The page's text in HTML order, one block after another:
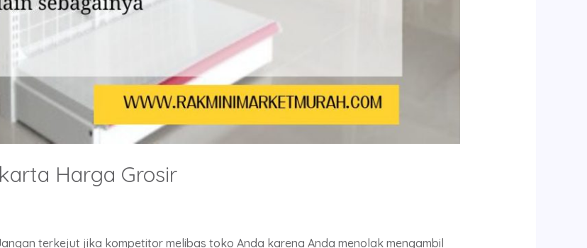
Harga Grosir
terkejut jika kompetitor melibas toko Anda karena Anda menolak mengambil